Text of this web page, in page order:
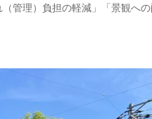
管理）負担の軽減」「景観へ